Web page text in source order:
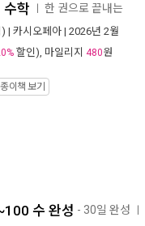
수학 한 권으로 끝내는
| 카시오페아 | 2026년 2월
할인), 마일리지 480원
종이책 보기
수 완성 - 30일 완성